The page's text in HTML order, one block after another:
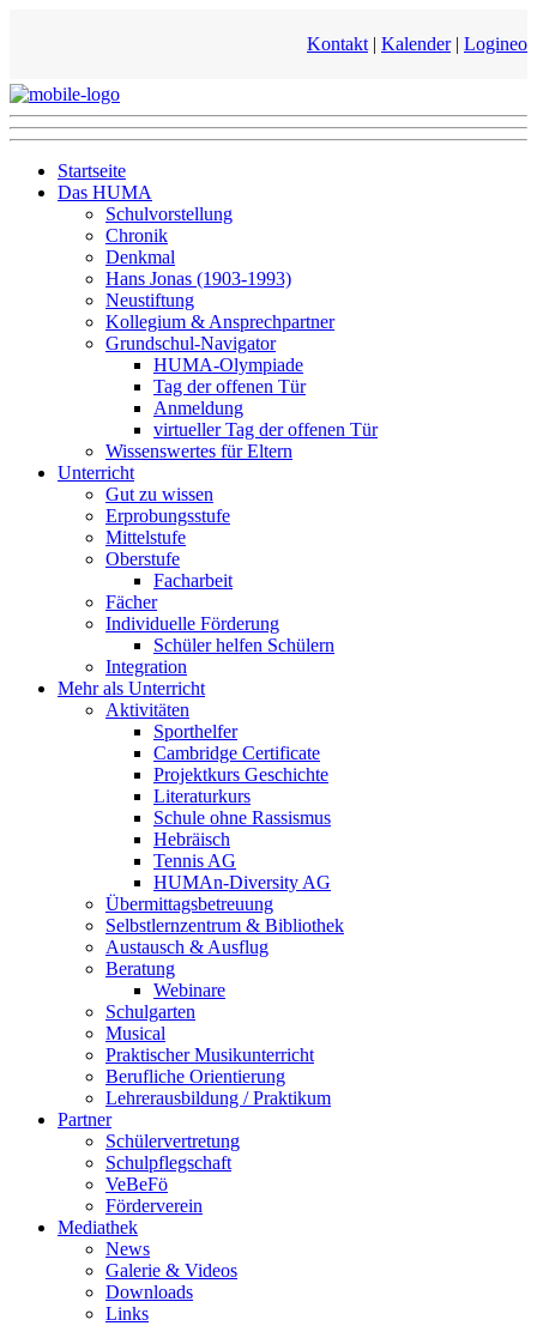
Kontakt | Kalender| Logineo
Startseite
Das HUMA
Schulvorstellung
Chronik
Denkmal
Hans Jonas (1903-1993)
Neustiftung
Kollegium & Ansprechpartner
Grundschul-Navigator
HUMA-Olympiade
Tag der offenen Tür
Anmeldung
virtueller Tag der offenen Tür
Wissenswertes für Eltern
Unterricht
Gut zu wissen
Erprobungsstufe
Mittelstufe
Oberstufe
Facharbeit
Fächer
Individuelle Förderung
Schüler helfen Schülern
Integration
Mehr als Unterricht
Aktivitäten
Sporthelfer
Cambridge Certificate
Projektkurs Geschichte
Literaturkurs
Schule ohne Rassismus
Hebräisch
Tennis AG
HUMAn-Diversity AG
Übermittagsbetreuung
Selbstlernzentrum & Bibliothek
Austausch & Ausflug
Beratung
Webinare
Schulgarten
Musical
Praktischer Musikunterricht
Berufliche Orientierung
Lehrerausbildung / Praktikum
Partner
Schülervertretung
Schulpflegschaft
VeBeFö
Förderverein
Mediathek
News
Galerie & Videos
Downloads
Links